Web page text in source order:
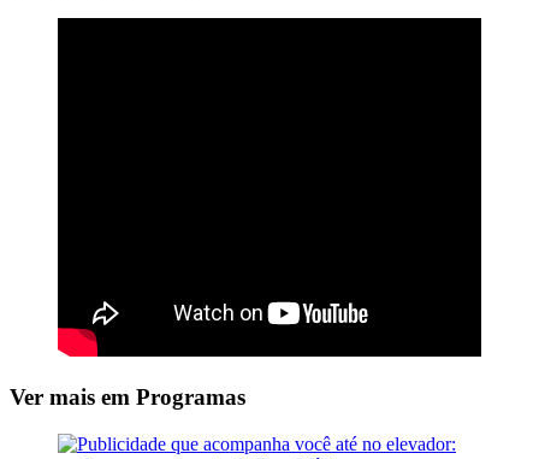
Ver mais em Programas